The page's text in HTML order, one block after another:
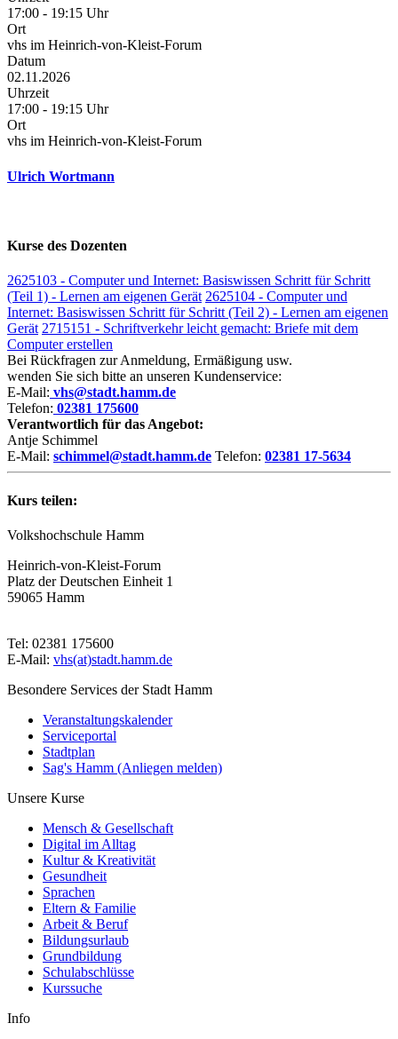
17:00 - 19:15 Uhr
Ort
vhs im Heinrich-von-Kleist-Forum
Datum
02.11.2026
Uhrzeit
17:00 - 19:15 Uhr
Ort
vhs im Heinrich-von-Kleist-Forum
Ulrich Wortmann
Kurse des Dozenten
2625103 - Computer und Internet: Basiswissen Schritt für Schritt
(Teil 1) - Lernen am eigenen Gerät 2625104 - Computer und
Internet: Basiswissen Schritt für Schritt (Teil 2) - Lernen am eigenen
Gerät 2715151 - Schriftverkehr leicht gemacht: Briefe mit dem
Computer erstellen
Bei Rückfragen zur Anmeldung, Ermäßigung usw.
wenden Sie sich bitte an unseren Kundenservice:
E-Mail: vhs@stadt.hamm.de
Telefon: 02381 175600
Verantwortlich für das Angebot:
Antje Schimmel
E-Mail: schimmel@stadt.hamm.de Telefon: 02381 17-5634
Kurs teilen:
Volkshochschule Hamm
Heinrich-von-Kleist-Forum
Platz der Deutschen Einheit 1
59065 Hamm
Tel: 02381 175600
E-Mail: vhs(at)stadt.hamm.de
Besondere Services der Stadt Hamm
Veranstaltungskalender
Serviceportal
Stadtplan
Sag's Hamm (Anliegen melden)
Unsere Kurse
Mensch & Gesellschaft
Digital im Alltag
Kultur & Kreativität
Gesundheit
Sprachen
Eltern & Familie
Arbeit & Beruf
Bildungsurlaub
Grundbildung
Schulabschlüsse
Kurssuche
Info